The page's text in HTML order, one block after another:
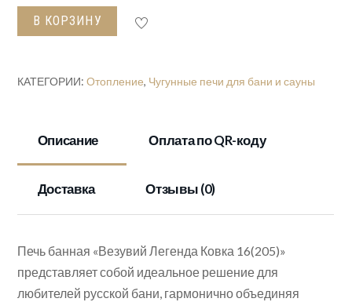
Печь
"Везувий
В КОРЗИНУ
КАТЕГОРИИ:Отопление, Чугунные печи для бани и сауны
Описание Оплата по QR-коду
Доставка Отзывы (0)
Печь банная «Везувий Легенда Ковка 16(205)»
представляет собой идеальное решение для
любителей русской бани, гармонично объединяя